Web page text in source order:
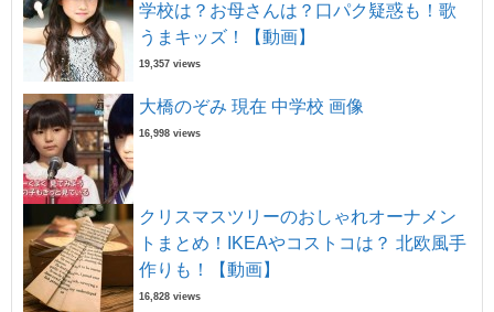
学校は？お母さんは？口パク疑惑も！歌
うまキッズ！【動画】
19,357 views
大橋のぞみ 現在 中学校 画像
16,998 views
クリスマスツリーのおしゃれオーナメン
トまとめ！IKEAやコストコは？ 北欧風手
作りも！【動画】
16,828 views